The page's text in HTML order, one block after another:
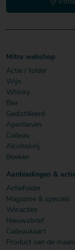
Mitra webshop
Actie / folder
Wijn
Whisky
Bier
Gedistilleerd
Aperitieven
Cadeau
Alcoholvrij
Boeken
Aanbiedingen &
Actiefolder
Magazine & specials
Winacties
Nieuwsbrief
Cadeaukaart
Product van de